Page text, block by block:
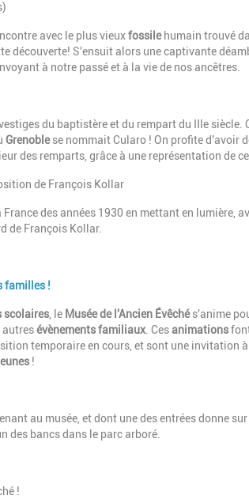
avec le plus vieuxfossilehumain trouvé
découverte! S'ensuit alors une captivante
à notre passé et à la vie de nos ancêtres.
du baptistère et du rempart du
e siècle.
Grenoblese nommait Cularo ! On profite d'avoir
des remparts, grâce à une représentation de
de François Kollar
des années 1930 en mettant en lumière,
de François Kollar.
familles !
scolaires , le Musée de l'Ancien Évêchés'anime
autresévènements familiaux . Cesanimations
temporaire en cours, et sont une invitation
!
au musée, et dont une des entrées donne
des bancs dans le parc arboré.
!